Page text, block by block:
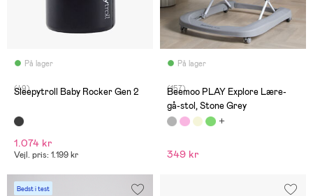
På lager
(49)
Sleepytroll Baby Rocker Gen 2
1.074 kr
Vejl. pris: 1.199 kr
På lager
(157)
Beemoo PLAY Explore Lære-
gå-stol, Stone Grey
349 kr
Bedst i test